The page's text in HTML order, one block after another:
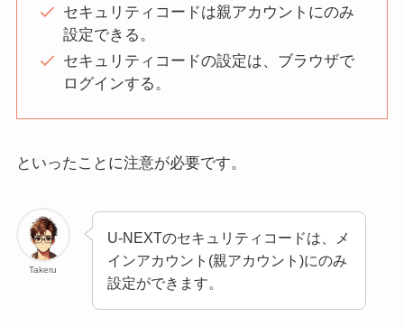
セキュリティコードは親アカウントにのみ
設定できる。
セキュリティコードの設定は、ブラウザで
ログインする。
といったことに注意が必要です。
Takeru
U-NEXTのセキュリティコードは、メ
インアカウント(親アカウント)にのみ
設定ができます。